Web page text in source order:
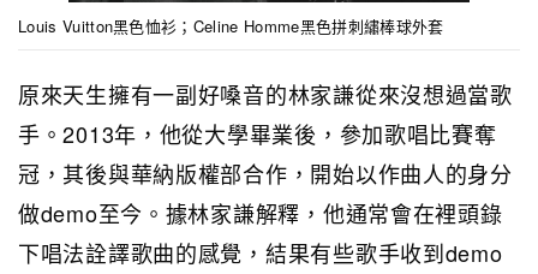
Louis Vuitton黑色恤衫；Celine Homme黑色拼刺繡棒球外套
原來天生擁有一副好嗓音的林家謙從來沒想過當歌
手。2013年，他從大學畢業後，參加歌唱比賽奪
冠，其後與華納版權部合作，開始以作曲人的身分
做demo至今。據林家謙解釋，他通常會在裡頭錄
下唱法詮譯歌曲的感覺，結果有些歌手收到demo